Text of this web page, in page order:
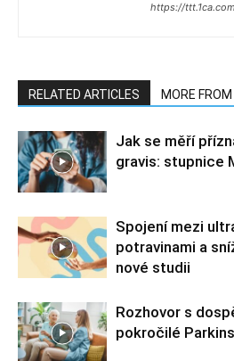
https://
RELATED ARTICLES MORE
Jak se měří
gravis: stupnice
Spojení mezi
potravinami a
nové studii
Rozhovor s
pokročilé